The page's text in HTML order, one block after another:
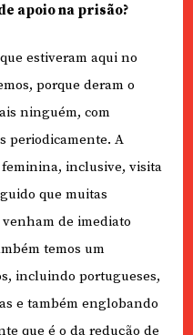
apoio na prisão?
estiveram aqui no
porque deram o
ninguém, com
periodicamente. A
inclusive, visita
que muitas
de imediato
temos um
incluindo portugueses,
e também englobando
que é o da redução de